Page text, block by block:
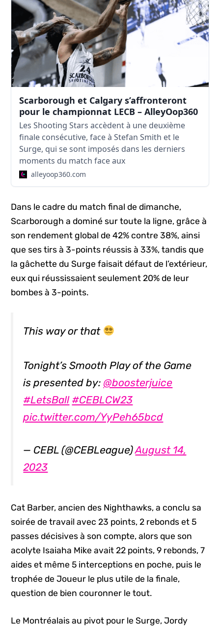
Scarborough et Calgary s’affronteront
pour le championnat LECB – AlleyOop360
Les Shooting Stars accèdent à une deuxième
finale consécutive, face à Stefan Smith et le
Surge, qui se sont imposés dans les derniers
moments du match face aux
alleyoop360.com
Dans le cadre du match final de dimanche,
Scarborough a dominé sur toute la ligne, grâce à
son rendement global de 42% contre 38%, ainsi
que ses tirs à 3-points réussis à 33%, tandis que
la gâchette du Surge faisait défaut de l’extérieur,
eux qui réussissaient seulement 20% de leur
bombes à 3-points.
This way or that
Tonight’s Smooth Play of the Game
is presented by: @boosterjuice
#LetsBall #CEBLCW23
pic.twitter.com/YyPeh65bcd
— CEBL (@CEBLeague)August 14,
2023
Cat Barber, ancien des Nighthawks, a conclu sa
soirée de travail avec 23 points, 2 rebonds et 5
passes décisives à son compte, alors que son
acolyte Isaiaha Mike avait 22 points, 9 rebonds, 7
aides et même 5 interceptions en poche, puis le
trophée de Joueur le plus utile de la finale,
question de bien couronner le tout.
Le Montréalais au pivot pour le Surge, Jordy